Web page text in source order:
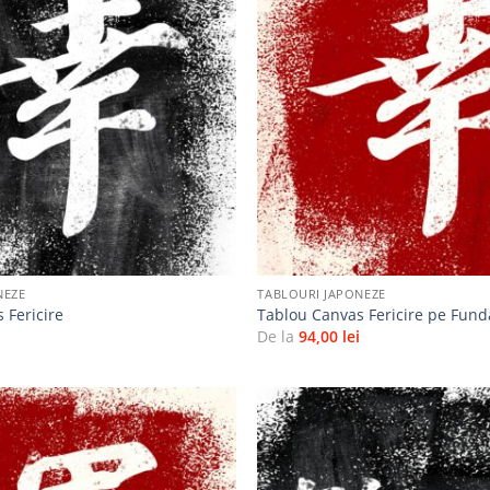
Adaugă
la
favorite
Fericire
+
TABLOURI JAPONEZE
Tablou Canvas Fericire pe
De la94,00 lei
Adaugă